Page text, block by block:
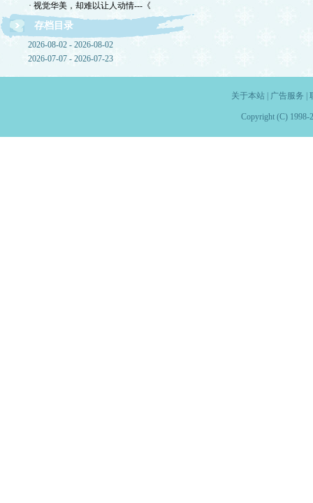
· 视觉华美，却难以让人动情---《
存档目录
2026-08-02 - 2026-08-02
2026-07-07 - 2026-07-23
关于本站| 广告服务
Copyright (C) 1998-